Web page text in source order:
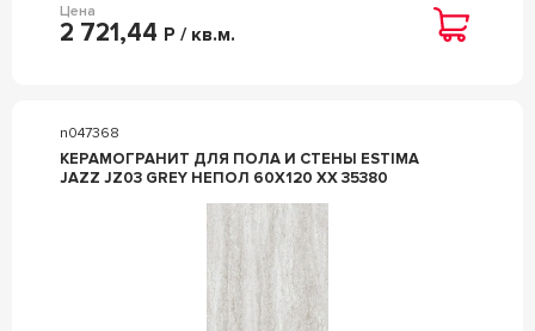
Цена
2 721,44 Р / кв.м.
n047368
КЕРАМОГРАНИТ ДЛЯ ПОЛА И СТЕНЫ ESTIMA
JAZZ JZ03 GREY НЕПОЛ 60X120 XX 35380